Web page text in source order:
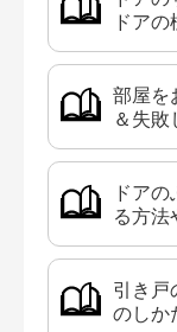
ドア
部屋を
＆失敗
ドア
る方法
引き戸
のしか